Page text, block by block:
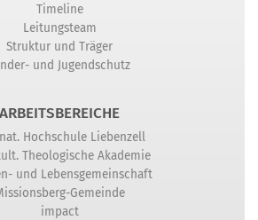
Timeline
Leitungsteam
Struktur und Träger
und Jugendschutz
ARBEITSBEREICHE
Hochschule Liebenzell
Theologische Akademie
und Lebensgemeinschaft
Gemeinde
impact